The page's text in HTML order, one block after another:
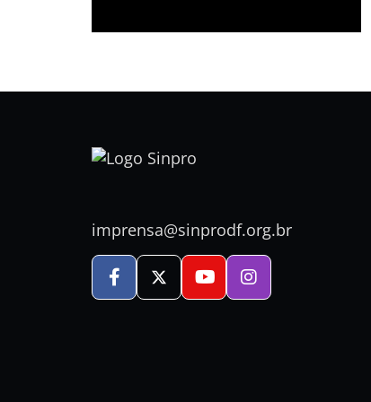
imprensa@sinprodf.org.br